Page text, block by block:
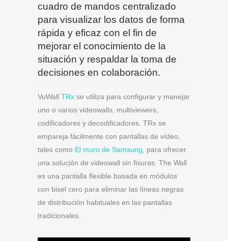
cuadro de mandos centralizado
para visualizar los datos de forma
rápida y eficaz con el fin de
mejorar el conocimiento de la
situación y respaldar la toma de
decisiones en colaboración.
VuWall TRx se utiliza para configurar y manejar
uno o varios videowalls, multiviewers,
codificadores y decodificadores. TRx se
empareja fácilmente con pantallas de vídeo,
tales como El muro de Samsung, para ofrecer
una solución de videowall sin fisuras. The Wall
es una pantalla flexible basada en módulos
con bisel cero para eliminar las líneas negras
de distribución habituales en las pantallas
tradicionales.